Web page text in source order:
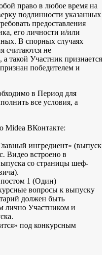
право в любое время на
подлинности указанных
предоставления
его личности и/или
В спорных случаях
считаются не
такой Участник признается
победителем и
в Период для
все условия, а
Midea ВКонтакте:
ингредиент» (выпуск
Видео встроено в
со страницы шеф-
1 (Один)
вопросы к выпуску
должен быть
лично Участником и
под конкурсным